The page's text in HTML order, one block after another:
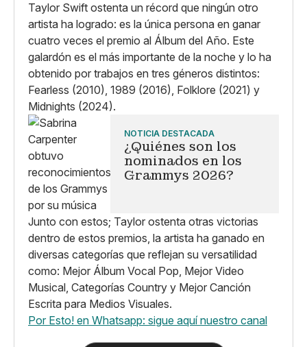
Taylor Swift ostenta un récord que ningún otro
artista ha logrado: es la única persona en ganar
cuatro veces el premio al Álbum del Año. Este
galardón es el más importante de la noche y lo ha
obtenido por trabajos en tres géneros distintos:
Fearless (2010), 1989 (2016), Folklore (2021) y
Midnights (2024).
NOTICIA DESTACADA
¿Quiénes son los
nominados en los
Grammys 2026?
Junto con estos; Taylor ostenta otras victorias
dentro de estos premios, la artista ha ganado en
diversas categorías que reflejan su versatilidad
como: Mejor Álbum Vocal Pop, Mejor Video
Musical, Categorías Country y Mejor Canción
Escrita para Medios Visuales.
Por Esto! en Whatsapp: sigue aquí nuestro canal